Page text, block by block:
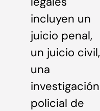
incluyen un
juicio penal,
un juicio civil,
una
investigación
policial de